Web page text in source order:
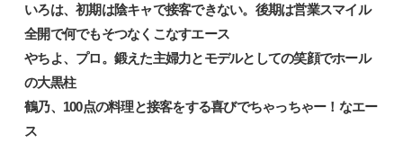
いろは、初期は陰キャで接客できない。後期は営業スマイル
全開で何でもそつなくこなすエース‌
やちよ、プロ。鍛えた主婦力とモデルとしての笑顔でホール
の大黒柱‌
鶴乃、100点の料理と接客をする喜びでちゃっちゃー！なエー
ス‌